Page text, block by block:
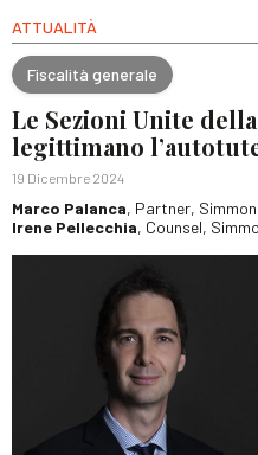
ATTUALITÀ
Fiscalità generale
Le Sezioni Unite
legittimano
19 Dicembre 2024
Marco Palanca, Partner,
Irene Pellecchia, Counsel,